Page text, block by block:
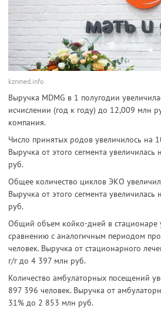
kznmed.info
Выручка MDMG в 1 полугодии
исчислении (год к году) до 12,009 млн
компания.
Число принятых родов увеличилось на
Выручка от этого сегмента
руб.
Общее количество циклов ЭКО
Выручка от этого сегмента
руб.
Общий объем койко-дней в стационаре
сравнению с аналогичным периодом
человек. Выручка от стационарного
г/г до 4 397 млн руб.
Количество амбулаторных посещений
897 396 человек. Выручка от
31% до 2 853 млн руб.